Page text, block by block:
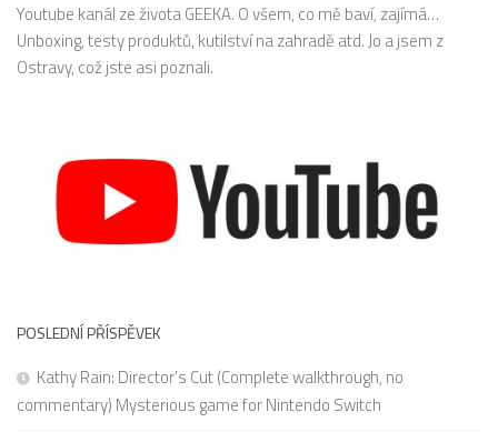
Youtube kanál ze života GEEKA. O všem, co mě baví, zajímá…
Unboxing, testy produktů, kutilství na zahradě atd. Jo a jsem z
Ostravy, což jste asi poznali.
POSLEDNÍ PŘÍSPĚVEK
Kathy Rain: Director’s Cut (Complete walkthrough, no
commentary) Mysterious game for Nintendo Switch